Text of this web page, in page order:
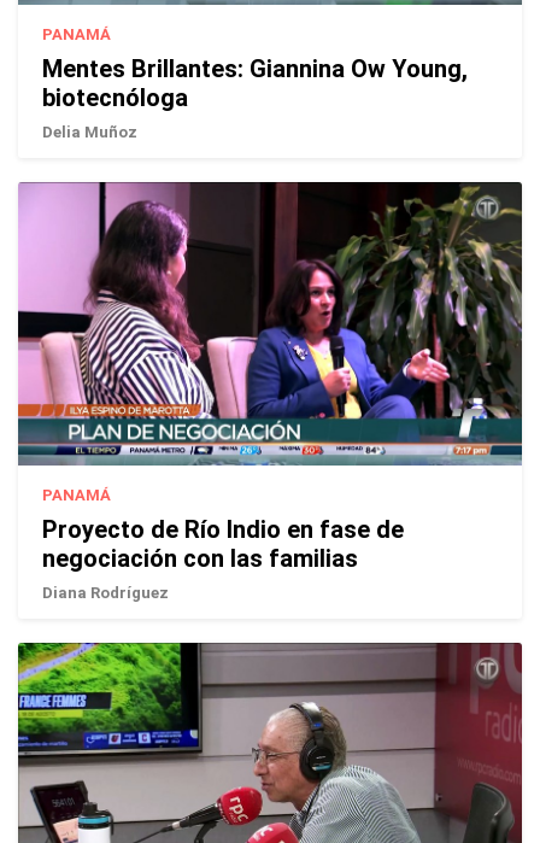
PANAMÁ
Mentes Brillantes: Giannina Ow Young,
biotecnóloga
Delia Muñoz
PANAMÁ
Proyecto de Río Indio en fase de
negociación con las familias
Diana Rodríguez